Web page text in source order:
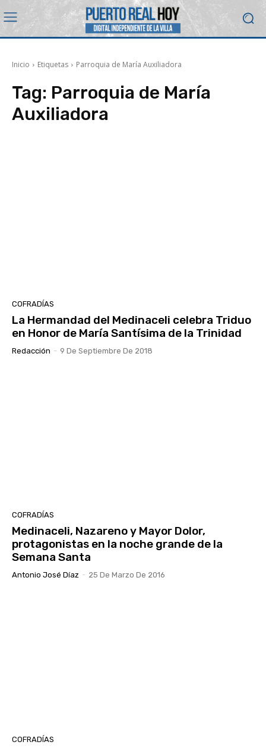
Inicio Etiquetas Parroquia de María Auxiliadora
Tag: Parroquia de María
Auxiliadora
COFRADÍAS
La Hermandad del Medinaceli celebra Triduo
en Honor de María Santísima de la Trinidad
Redacción - 9 De Septiembre De 2018
COFRADÍAS
Medinaceli, Nazareno y Mayor Dolor,
protagonistas en la noche grande de la
Semana Santa
Antonio José Díaz - 25 De Marzo De 2016
COFRADÍAS